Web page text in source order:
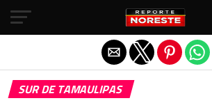
SUR DE TAMAULIPAS
Salir de la versión móvil